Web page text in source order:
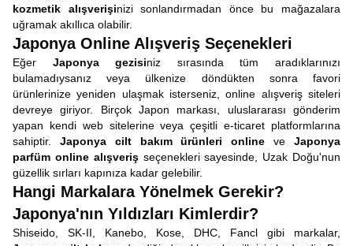
kozmetik alışverişinizi sonlandırmadan önce bu mağazalara
uğramak akıllıca olabilir.
Japonya Online Alışveriş Seçenekleri
Eğer Japonya gezisiniz sırasında tüm aradıklarınızı
bulamadıysanız veya ülkenize döndükten sonra favori
ürünlerinize yeniden ulaşmak isterseniz, online alışveriş siteleri
devreye giriyor. Birçok Japon markası, uluslararası gönderim
yapan kendi web sitelerine veya çeşitli e-ticaret platformlarına
sahiptir. Japonya cilt bakım ürünleri online veJaponya
parfüm online alışverişseçenekleri sayesinde, Uzak Doğu'nun
güzellik sırları kapınıza kadar gelebilir.
Hangi Markalara Yönelmek Gerekir?
Japonya'nın Yıldızları Kimlerdir?
Shiseido, SK-II, Kanebo, Kose, DHC, Fancl gibi markalar,